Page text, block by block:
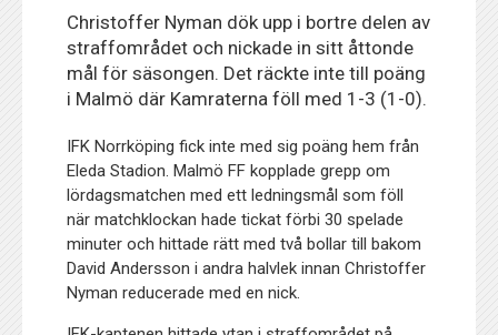
Christoffer Nyman dök upp i bortre delen av
straffområdet och nickade in sitt åttonde
mål för säsongen. Det räckte inte till poäng
i Malmö där Kamraterna föll med 1-3 (1-0).
IFK Norrköping fick inte med sig poäng hem från
Eleda Stadion. Malmö FF kopplade grepp om
lördagsmatchen med ett ledningsmål som föll
när matchklockan hade tickat förbi 30 spelade
minuter och hittade rätt med två bollar till bakom
David Andersson i andra halvlek innan Christoffer
Nyman reducerade med en nick.